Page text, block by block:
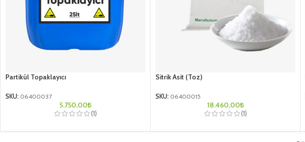
Partikül Topaklayıcı
SKU: 06400037
5.750,00₺
(1)
Sitrik Asit (Toz)
SKU: 06400015
18.460,00₺
(1)